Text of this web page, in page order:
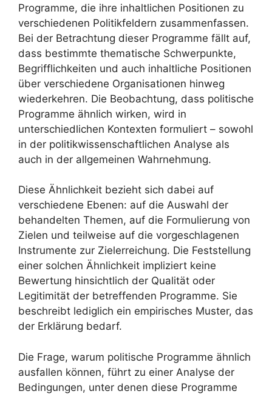
Programme, die ihre inhaltlichen Positionen zu
verschiedenen Politikfeldern zusammenfassen.
Bei der Betrachtung dieser Programme fällt auf,
dass bestimmte thematische Schwerpunkte,
Begrifflichkeiten und auch inhaltliche Positionen
über verschiedene Organisationen hinweg
wiederkehren. Die Beobachtung, dass politische
Programme ähnlich wirken, wird in
unterschiedlichen Kontexten formuliert – sowohl
in der politikwissenschaftlichen Analyse als
auch in der allgemeinen Wahrnehmung.
Diese Ähnlichkeit bezieht sich dabei auf
verschiedene Ebenen: auf die Auswahl der
behandelten Themen, auf die Formulierung von
Zielen und teilweise auf die vorgeschlagenen
Instrumente zur Zielerreichung. Die Feststellung
einer solchen Ähnlichkeit impliziert keine
Bewertung hinsichtlich der Qualität oder
Legitimität der betreffenden Programme. Sie
beschreibt lediglich ein empirisches Muster, das
der Erklärung bedarf.
Die Frage, warum politische Programme ähnlich
ausfallen können, führt zu einer Analyse der
Bedingungen, unter denen diese Programme